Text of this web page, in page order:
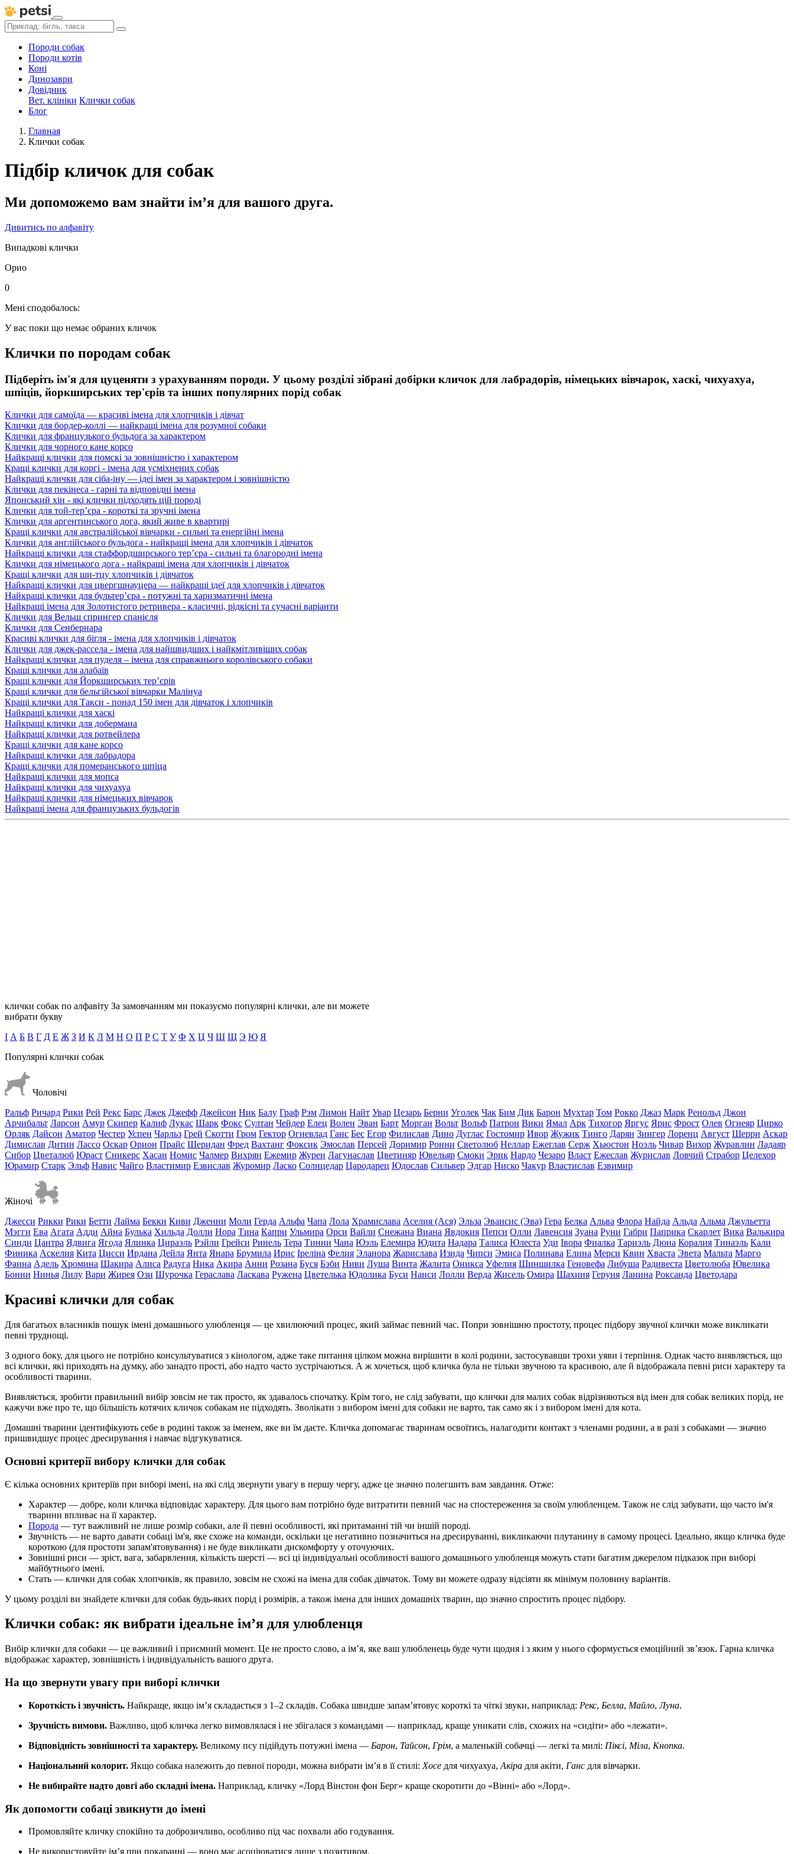
Породи собак
Породи котів
Коні
Динозаври
Довідник
Вет. клініки Клички собак
Блог
Главная
Клички собак
Підбір кличок для собак
Ми допоможемо вам знайти імʼя для вашого друга.
Дивитись по алфавіту
Випадкові клички
Орио
0
Мені сподобалось:
У вас поки що немає обраних кличок
Клички по породам собак
Підберіть ім'я для цуценяти з урахуванням породи. У цьому розділі зібрані добірки кличок для лабрадорів, німецьких вівчарок, хаскі, чихуахуа,
шпіців, йоркширських тер'єрів та інших популярних порід собак
Клички для самоїда — красиві імена для хлопчиків і дівчат
Клички для бордер-коллі — найкращі імена для розумної собаки
Клички для французького бульдога за характером
Клички для чорного кане корсо
Найкращі клички для помскі за зовнішністю і характером
Кращі клички для коргі - імена для усміхнених собак
Найкращі клички для сіба-іну — ідеї імен за характером і зовнішністю
Клички для пекінеса - гарні та відповідні імена
Японський хін - які клички підходять цій породі
Клички для той-тер’єра - короткі та зручні імена
Клички для аргентинського дога, який живе в квартирі
Кращі клички для австралійської вівчарки - сильні та енергійні імена
Клички для англійського бульдога - найкращі імена для хлопчиків і дівчаток
Найкращі клички для стаффордширського тер’єра - сильні та благородні імена
Клички для німецького дога - найкращі імена для хлопчиків і дівчаток
Кращі клички для ши-тцу хлопчиків і дівчаток
Найкращі клички для цвергшнауцера — найкращі ідеї для хлопчиків і дівчаток
Найкращі клички для бультер’єра - потужні та харизматичні імена
Найкращі імена для Золотистого ретривера - класичні, рідкісні та сучасні варіанти
Клички для Вельш спрингер спанієля
Клички для Сенбернара
Красиві клички для бігля - імена для хлопчиків і дівчаток
Клички для джек-рассела - імена для найшвидших і найкмітливіших собак
Найкращі клички для пуделя – імена для справжнього королівського собаки
Кращі клички для алабаїв
Кращі клички для Йоркширських терʼєрів
Кращі клички для бельгійської вівчарки Малінуа
Кращі клички для Такси - понад 150 імен для дівчаток і хлопчиків
Найкращі клички для хаскі
Найкращі клички для добермана
Найкращі клички для ротвейлера
Кращі клички для кане корсо
Найкращі клички для лабрадора
Кращі клички для померанського шпіца
Найкращі клички для мопса
Найкращі клички для чихуахуа
Найкращі клички для німецьких вівчарок
Найкращі імена для французьких бульдогів
клички собак по алфавіту За замовчанням ми показуємо популярні клички, але ви можете
вибрати букву
І А Б В Г Д Е Ж З И К Л М Н О П Р С Т У Ф Х Ц Ч Ш Щ Э Ю Я
Популярні клички собак
Чоловічі
Ральф Ричард Рики Рей Рекс Барс Джек Джефф Джейсон Ник Балу Граф Рэм Лимон Найт Увар Цезарь Берни Уголек Чак Бим Дик Барон Мухтар Том Рокко Джаз Марк Ренольд Джон
Арчибальт Ларсон Амур Скипер Калиф Лукас Шарк Фокс Султан Чейдер Елец Волен Эван Барт Морган Вольт Вольф Патрон Вики Ямал Арк Тихогор Яргус Ярис Фрост Олев Огнеяр Цирко
Орляк Дайсон Аматор Честер Успен Чарльз Грей Скотти Гром Гектор Огневлад Ганс Бес Егор Филислав Дино Дуглас Гостомир Ивор Жужик Тинго Дарян Зингер Лоренц Август Шерри Аскар
Димислав Дитин Лассо Оскар Орион Прайс Шеридан Фред Вахтанг Фоксик Эмослав Персей Доримир Ронни Светолюб Неллар Ежеглав Серж Хьюстон Ноэль Чивар Вихор Журавлин Ладаяр
Сибор Цветалюб Юраст Сникерс Хасан Номис Чалмер Вихрян Ежемир Журен Лагунаслав Цветиняр Ювельяр Смоки Эрик Нардо Чезаро Власт Ежеслав Журислав Ловчий Страбор Целехор
Юрамир Старк Эльф Навис Чайго Властимир Езвислав Журомир Ласко Солнцедар Цародарец Юдослав Сильвер Эдгар Ниско Чакур Властислав Езвимир
Жіночі
Джесси Рикки Рики Бетти Лайма Бекки Киви Дженни Моли Герда Альфа Чапа Лола Храмислава Аселия (Ася) Эльза Эвансис (Эва) Гера Белка Альва Флора Найда Альда Альма Джульетта
Мэгги Ева Агата Адди Айна Булька Хильда Долли Нора Тина Капри Ульмира Орси Вайли Снежана Виана Явдокия Пепси Олли Лавенсия Зуана Руни Габри Паприка Скарлет Вика Валькира
Синди Цантра Ядвига Ягода Ялинка Цираэль Рэйли Грейси Ринель Тера Тинни Чана Юэль Елемира Юдита Надара Талиса Юлеста Уди Івора Фиалка Тариэль Дюна Коралия Тинаэль Кали
Финика Аскелия Кита Цисси Ирдана Дейла Янта Янара Брумила Ирис Іреліна Фелия Эланора Жарислава Изида Чипси Эмиса Полинава Елина Мерси Квин Хваста Эвета Мальта Марго
Фаина Адель Хромина Шакира Алиса Радуга Ника Акира Анни Розана Буся Бэби Ниви Луша Винта Жалита Оникса Уфелия Шиншилка Геновефа Либуша Радивеста Цветолюба Ювелика
Бонни Нинья Лилу Вари Жирея Ози Шурочка Гераслава Ласкава Ружена Цветелька Юдолика Буси Нанси Лолли Верда Жисель Омира Шахиня Геруня Ланина Роксанда Цветодара
Красиві клички для собак
Для багатьох власників пошук імені домашнього улюбленця — це хвилюючий процес, який займає певний час. Попри зовнішню простоту, процес підбору звучної клички може викликати
певні труднощі.
З одного боку, для цього не потрібно консультуватися з кінологом, адже таке питання цілком можна вирішити в колі родини, застосувавши трохи уяви і терпіння. Однак часто виявляється, що
всі клички, які приходять на думку, або занадто прості, або надто часто зустрічаються. А ж хочеться, щоб кличка була не тільки звучною та красивою, але й відображала певні риси характеру та
особливості тварини.
Виявляється, зробити правильний вибір зовсім не так просто, як здавалось спочатку. Крім того, не слід забувати, що клички для малих собак відрізняються від імен для собак великих порід, не
кажучи вже про те, що більшість котячих кличок собакам не підходять. Зволікати з вибором імені для собаки не варто, так само як і з вибором імені для кота.
Домашні тварини ідентифікують себе в родині також за іменем, яке ви їм даєте. Кличка допомагає тваринам освоїтись, налагодити контакт з членами родини, а в разі з собаками — значно
пришвидшує процес дресирування і навчає відгукуватися.
Основні критерії вибору клички для собак
Є кілька основних критеріїв при виборі імені, на які слід звернути увагу в першу чергу, адже це значно полегшить вам завдання. Отже:
Характер — добре, коли кличка відповідає характеру. Для цього вам потрібно буде витратити певний час на спостереження за своїм улюбленцем. Також не слід забувати, що часто ім'я
тварини впливає на її характер.
Порода — тут важливий не лише розмір собаки, але й певні особливості, які притаманні тій чи іншій породі.
Звучність — не варто давати собаці ім'я, яке схоже на команди, оскільки це негативно позначиться на дресируванні, викликаючи плутанину в самому процесі. Ідеально, якщо кличка буде
короткою (для простоти запам'ятовування) і не буде викликати дискомфорту у оточуючих.
Зовнішні риси — зріст, вага, забарвлення, кількість шерсті — всі ці індивідуальні особливості вашого домашнього улюбленця можуть стати багатим джерелом підказок при виборі
майбутнього імені.
Стать — клички для собак хлопчиків, як правило, зовсім не схожі на імена для собак дівчаток. Тому ви можете одразу відсіяти як мінімум половину варіантів.
У цьому розділі ви знайдете клички для собак будь-яких порід і розмірів, а також імена для інших домашніх тварин, що значно спростить процес підбору.
Клички собак: як вибрати ідеальне ім’я для улюбленця
Вибір клички для собаки — це важливий і приємний момент. Це не просто слово, а ім’я, яке ваш улюбленець буде чути щодня і з яким у нього сформується емоційний зв’язок. Гарна кличка
відображає характер, зовнішність і індивідуальність вашого друга.
На що звернути увагу при виборі клички
Короткість і звучність. Найкраще, якщо ім’я складається з 1–2 складів. Собака швидше запам’ятовує короткі та чіткі звуки, наприклад: Рекс, Белла, Майло,Луна.
Зручність вимови. Важливо, щоб кличка легко вимовлялася і не збігалася з командами — наприклад, краще уникати слів, схожих на «сидіти» або «лежати».
Відповідність зовнішності та характеру. Великому псу підійдуть потужні імена — Барон, Тайсон, Грім, а маленькій собачці — легкі та милі: Піксі, Міла, Кнопка.
Національний колорит. Якщо собака належить до певної породи, можна вибрати ім’я в її стилі: Хосе для чихуахуа, Акіра для акіти, Ганс для вівчарки.
Не вибирайте надто довгі або складні імена. Наприклад, кличку «Лорд Вінстон фон Берг» краще скоротити до «Вінні» або «Лорд».
Як допомогти собаці звикнути до імені
Промовляйте кличку спокійно та доброзичливо, особливо під час похвали або годування.
Не використовуйте ім’я при покаранні — воно має асоціюватися лише з позитивом.